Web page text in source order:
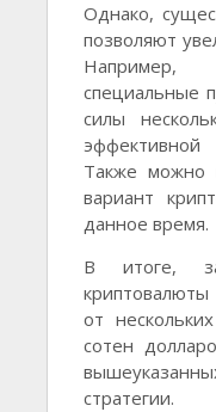
Однако,
позволяют
Например,
специальные
силы
Также можно
вариант
данное время.
В итоге,
от
сотен
стратегии.